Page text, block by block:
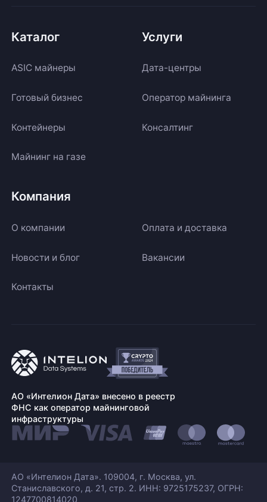
Каталог
ASIC майнеры
Готовый бизнес
Контейнеры
Майнинг на газе
Услуги
Дата-центры
Оператор майнинга
Консалтинг
Компания
О компании Оплата и доставка
Новости и блог Вакансии
Контакты
АО «Интелион Дата» внесено в реестр
ФНС как оператор майнинговой
инфраструктуры
АО «Интелион Дата». 109004, г. Москва, ул.
Станиславского, д. 21, стр. 2. ИНН: 9725175237, ОГРН:
1247700814020